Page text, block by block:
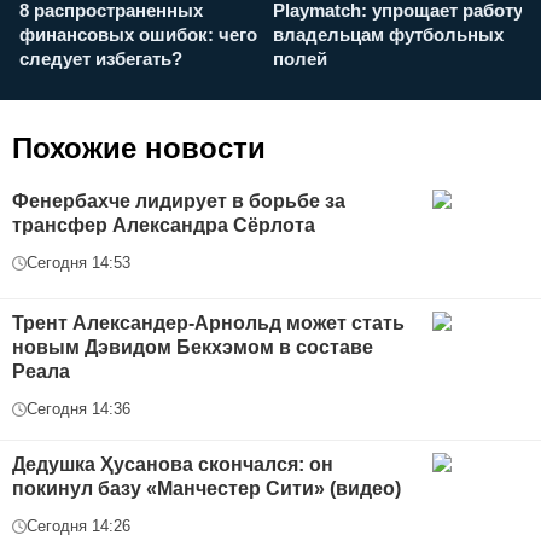
8 распространенных
финансовых ошибок: чего
следует избегать?
Playmatch: упрощает работу
владельцам футбольных
полей
Похожие новости
Фенербахче лидирует в борьбе за
трансфер Александра Сёрлота
Сегодня 14:53
Трент Александер-Арнольд может стать
новым Дэвидом Бекхэмом в составе
Реала
Сегодня 14:36
Дедушка Ҳусанова скончался: он
покинул базу «Манчестер Сити» (видео)
Сегодня 14:26